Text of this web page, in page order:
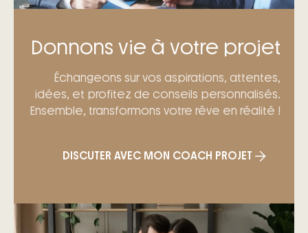
Donnons vie à votre projet
Échangeons sur vos aspirations, attentes,
idées, et profitez de conseils personnalisés.
Ensemble, transformons votre rêve en réalité !
DISCUTER AVEC MON COACH PROJET